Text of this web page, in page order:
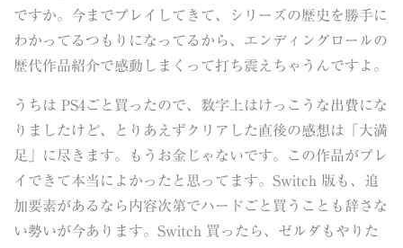
ですか。今までプレイしてきて、シリーズの歴史を勝手に
わかってるつもりになってるから、エンディングロールの
歴代作品紹介で感動しまくって打ち震えちゃうんですよ。
うちは PS4ごと買ったので、数字上はけっこうな出費にな
りましたけど、とりあえずクリアした直後の感想は「大満
足」に尽きます。もうお金じゃないです。この作品がプレ
イできて本当によかったと思ってます。Switch 版も、追
加要素があるなら内容次第でハードごと買うことも辞さな
い勢いが今あります。Switch 買ったら、ゼルダもやりた